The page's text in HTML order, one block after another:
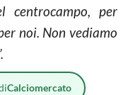
centrocampo, per
noi. Non vediamo
Calciomercato